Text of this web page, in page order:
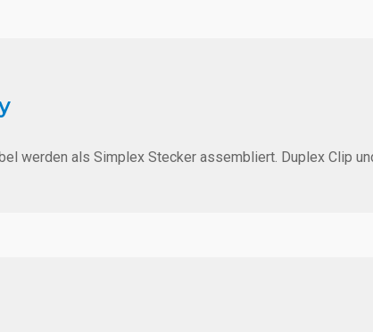
werden als Simplex Stecker assembliert. Duplex Clip